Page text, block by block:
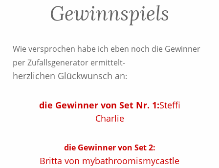
Gewinnspiels
Wie versprochen habe ich eben noch die Gewinner
per Zufallsgenerator ermittelt-
herzlichen Glückwunsch an:
die Gewinner von Set Nr. 1:Steffi
Charlie
die Gewinner von Set 2:
Britta von mybathroomismycastle